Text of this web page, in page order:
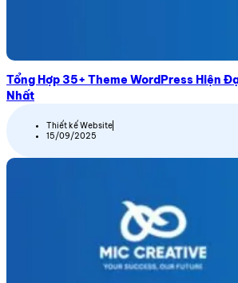
Tổng Hợp 35+ Theme WordPress Hiện
Nhất
Thiết kế Website
15/09/2025